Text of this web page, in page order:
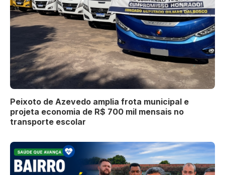
Peixoto de Azevedo amplia frota municipal e
projeta economia de R$ 700 mil mensais no
transporte escolar